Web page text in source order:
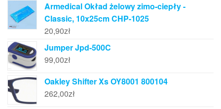
Armedical Okład żelowy zimo-ciepły -
Classic, 10x25cm CHP-1025
20,90zł
Jumper Jpd-500C
99,00zł
Oakley Shifter Xs OY8001 800104
262,00zł